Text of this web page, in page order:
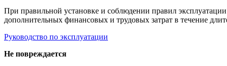
При правильной установке и соблюдении правил
дополнительных финансовых и трудовых затрат в течение
Руководство по эксплуатации
Не повреждается